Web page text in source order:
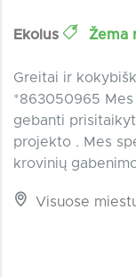
Ekolus Žema
Greitai ir
*863050965
gebanti
projekto . Mes
krovinių
Visuose